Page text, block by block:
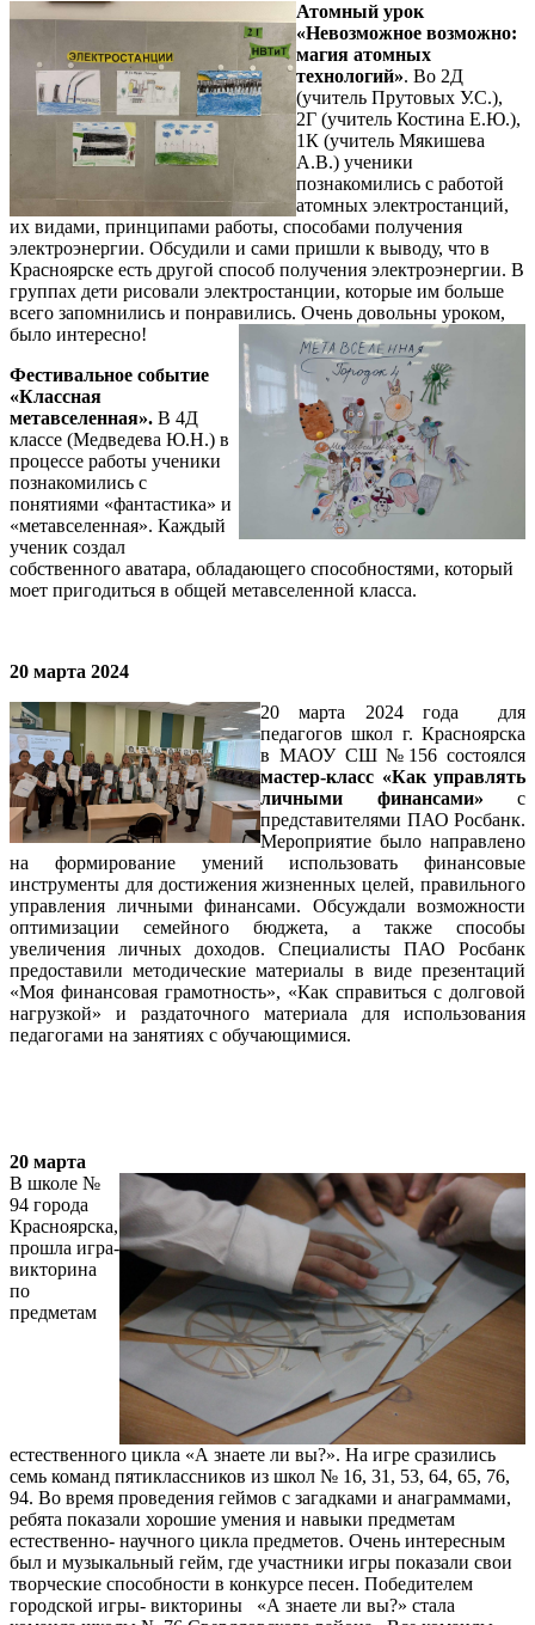
Атомный урок
«Невозможное возможно:
магия атомных
технологий». Во 2Д
(учитель Прутовых У.С.),
2Г (учитель Костина Е.Ю.),
1К (учитель Мякишева
А.В.) ученики
познакомились с работой
атомных электростанций,
их видами, принципами работы, способами получения
электроэнергии. Обсудили и сами пришли к выводу, что в
Красноярске есть другой способ получения электроэнергии. В
группах дети рисовали электростанции, которые им больше
всего запомнились и понравились. Очень довольны уроком,
было интересно!
Фестивальное событие
«Классная
метавселенная». В 4Д
классе (Медведева Ю.Н.) в
процессе работы ученики
познакомились с
понятиями «фантастика» и
«метавселенная». Каждый
ученик создал
собственного аватара, обладающего способностями, который
моет пригодиться в общей метавселенной класса.
20 марта 2024
20 марта 2024 года для
педагогов школ г. Красноярска
в МАОУ СШ №156 состоялся
мастер-класс «Как управлять
личными финансами» с
представителями ПАО Росбанк.
Мероприятие было направлено
на формирование умений использовать финансовые
инструменты для достижения жизненных целей, правильного
управления личными финансами. Обсуждали возможности
оптимизации семейного бюджета, а также способы
увеличения личных доходов. Специалисты ПАО Росбанк
предоставили методические материалы в виде презентаций
«Моя финансовая грамотность», «Как справиться с долговой
нагрузкой» и раздаточного материала для использования
педагогами на занятиях с обучающимися.
20 марта
В школе №
94 города
Красноярска,
прошла игра-
викторина
по
предметам
естественного цикла «А знаете ли вы?». На игре сразились
семь команд пятиклассников из школ № 16, 31, 53, 64, 65, 76,
94. Во время проведения геймов с загадками и анаграммами,
ребята показали хорошие умения и навыки предметам
естественно- научного цикла предметов. Очень интересным
был и музыкальный гейм, где участники игры показали свои
творческие способности в конкурсе песен. Победителем
городской игры- викторины «А знаете ли вы?» стала